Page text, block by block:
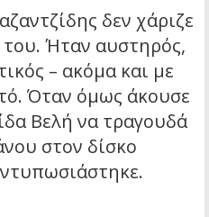
δεν χάριζε
Ήταν αυστηρός,
– ακόμα και με
Όταν όμως άκουσε
Βελή να τραγουδά
στον δίσκο